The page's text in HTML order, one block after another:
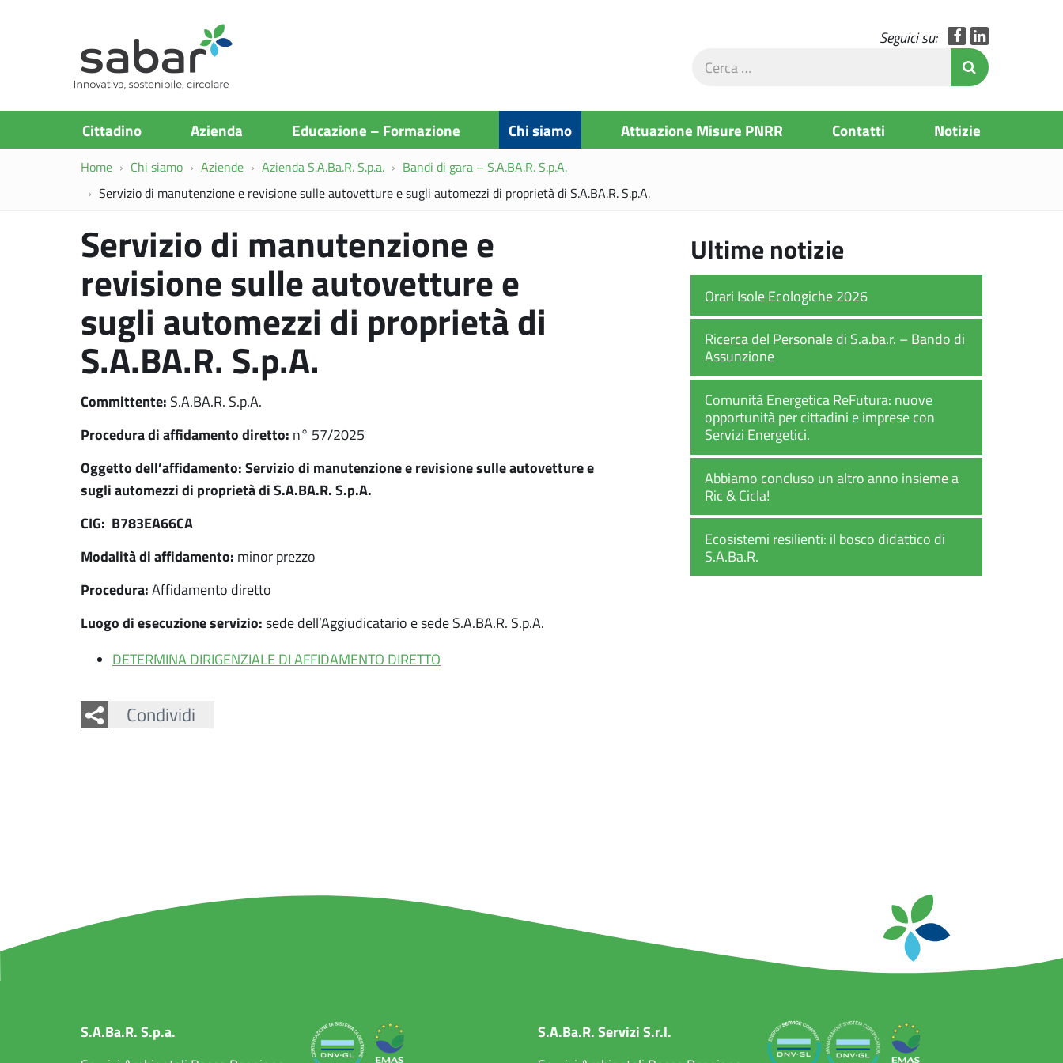
Seguici su: Facebook
Cerca
Invia Ricerca
Cittadino Azienda Educazione – Formazione Chi siamo Attuazione Misure PNRR Contatti Notizie
Home Chi siamo Aziende Azienda S.A.Ba.R. S.p.a.
Bandi di gara – S.A.BA.R. S.p.A.
Servizio di manutenzione e revisione sulle autovetture e sugli automezzi di proprietà di S.A.BA.R. S.p.A.
Servizio di manutenzione e
revisione sulle autovetture e
sugli automezzi di proprietà di
S.A.BA.R. S.p.A.
Committente: S.A.BA.R. S.p.A.
Procedura di affidamento diretto: n° 57/2025
Oggetto dell’affidamento:Servizio di manutenzione e revisione sulle autovetture e
sugli automezzi di proprietà di S.A.BA.R. S.p.A.
CIG: B783EA66CA
Modalità di affidamento: minor prezzo
Procedura: Affidamento diretto
Luogo di esecuzione servizio: sede dell’Aggiudicatario e sede S.A.BA.R. S.p.A.
DETERMINA DIRIGENZIALE DI AFFIDAMENTO DIRETTO
Condividi
Facebook
Twitter
Ultime notizie
Orari Isole Ecologiche 2026
Ricerca del Personale di S.a.ba.r. – Bando di
Assunzione
Comunità Energetica ReFutura: nuove
opportunità per cittadini e imprese con
Servizi Energetici.
Abbiamo concluso un altro anno insieme a
Ric & Cicla!
Ecosistemi resilienti: il bosco didattico di
S.A.Ba.R.
S.A.Ba.R. S.p.a. S.A.Ba.R. Servizi S.r.l.